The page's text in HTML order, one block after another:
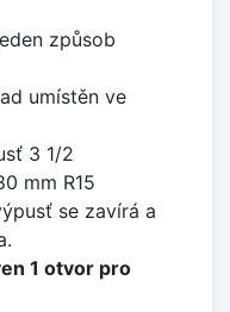
způsob
umístěn ve
3 1/2
mm R15
se zavírá a
1 otvor pro